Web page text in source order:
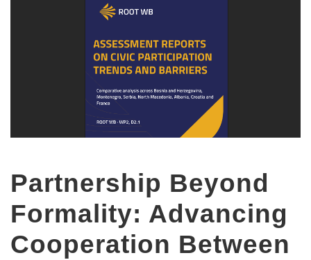
Partnership Beyond
Formality: Advancing
Cooperation Between